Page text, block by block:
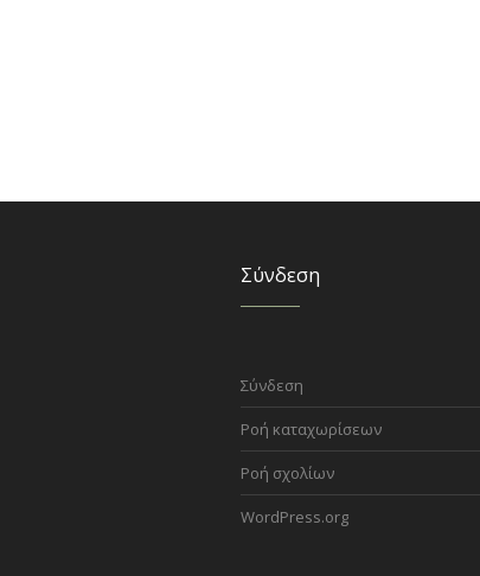
Σύνδεση
Σύνδεση
Ροή καταχωρίσεων
Ροή σχολίων
WordPress.org